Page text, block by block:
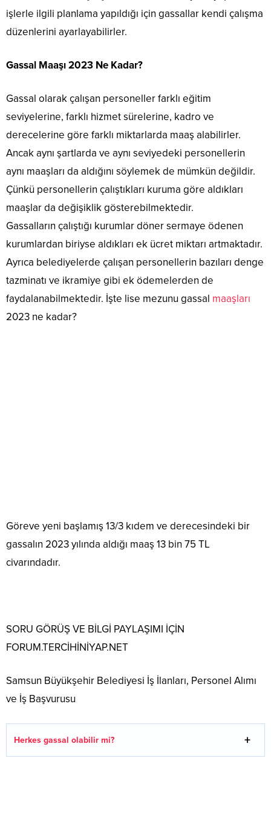
işlerle ilgili planlama yapıldığı için gassallar kendi çalışma
düzenlerini ayarlayabilirler.
Gassal Maaşı 2023 Ne Kadar?
Gassal olarak çalışan personeller farklı eğitim
seviyelerine, farklı hizmet sürelerine, kadro ve
derecelerine göre farklı miktarlarda maaş alabilirler.
Ancak aynı şartlarda ve aynı seviyedeki personellerin
aynı maaşları da aldığını söylemek de mümkün değildir.
Çünkü personellerin çalıştıkları kuruma göre aldıkları
maaşlar da değişiklik gösterebilmektedir.
Gassalların çalıştığı kurumlar döner sermaye ödenen
kurumlardan biriyse aldıkları ek ücret miktarı artmaktadır.
Ayrıca belediyelerde çalışan personellerin bazıları denge
tazminatı ve ikramiye gibi ek ödemelerden de
faydalanabilmektedir. İşte lise mezunu gassal maaşları
2023 ne kadar?
Göreve yeni başlamış 13/3 kıdem ve derecesindeki bir
gassalın 2023 yılında aldığı maaş 13 bin 75 TL
civarındadır.
SORU GÖRÜŞ VE BİLGİ PAYLAŞIMI İÇİN
FORUM.TERCİHİNİYAP.NET
Samsun Büyükşehir Belediyesi İş İlanları, Personel Alımı
ve İş Başvurusu
Herkes gassal olabilir mi?